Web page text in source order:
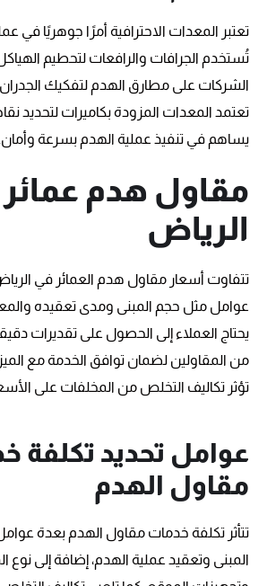
تعتبر المعدات الاحترافية أمرًا جوهريًا في
تُستخدم الجرافات والرافعات لتحطيم الهياكل
الشركات على مطارق الهدم لتفكيك
تعتمد المعدات المزودة بكاميرات لتحديد
يساهم في تنفيذ عملية الهدم بسرعة وأمان.
مقاول هدم
الرياض
تتفاوت أسعار مقاول هدم العمائر في
عوامل مثل حجم المبنى ومدى تعقيده
يحتاج العملاء إلى الحصول على تقديرات
من المقاولين لضمان توافق الخدمة مع
تؤثر تكاليف التخلص من المخلفات على
عوامل تحديد تكلفة
مقاول الهدم
تتأثر تكلفة خدمات مقاول الهدم بعدة
المبنى وتعقيد عملية الهدم، إضافة إلى نوع